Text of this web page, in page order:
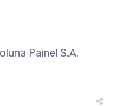
Painel S.A.